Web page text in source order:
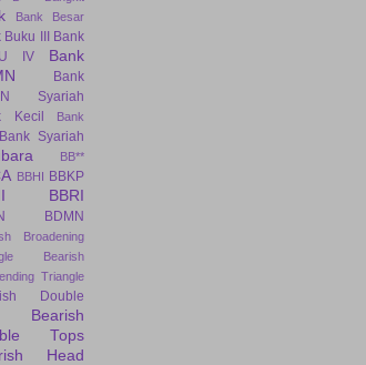
Bank Besar
III
Bank
IV
Bank
Bank
Syariah
Kecil
Bank
Bank Syariah
BB**
BBHI BBKP
BBRI
BDMN
Broadening
Bearish
Triangle
Double
Bearish
Tops
Head